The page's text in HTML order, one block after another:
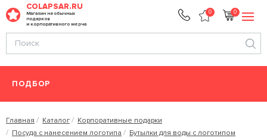
COLAPSAR.RU
Магазин необычных
подарков
и корпоративного мерча
0 0
ПОДБОР
Главная Каталог
Корпоративные подарки
Посуда с нанесением логотипа
Бутылки для воды с логотипом